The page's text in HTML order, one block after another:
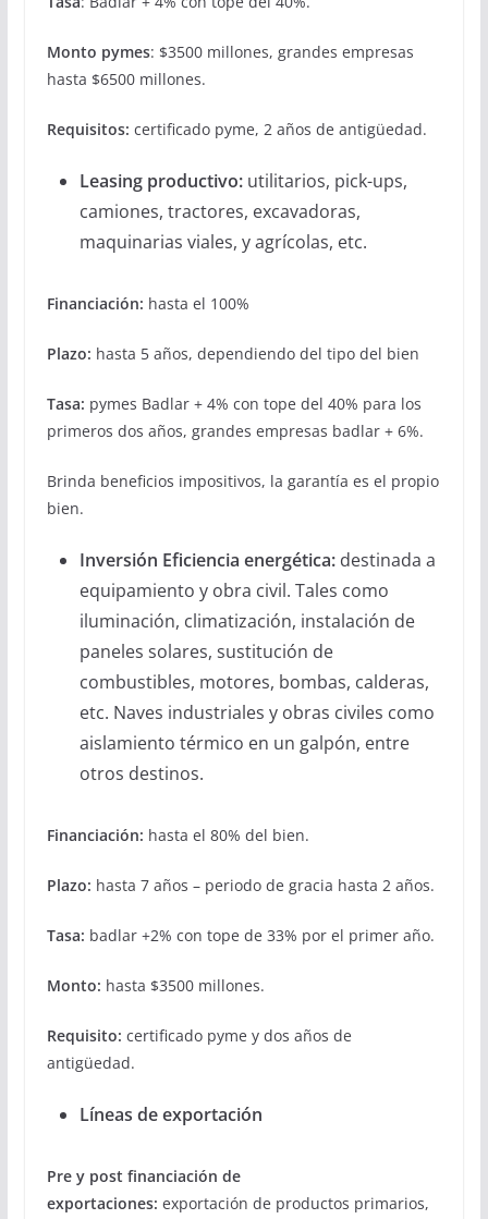
Monto pymes: $3500 millones, grandes empresas
hasta $6500 millones.
Requisitos: certificado pyme, 2 años de antigüedad.
Leasing productivo: utilitarios, pick-ups,
camiones, tractores, excavadoras,
maquinarias viales, y agrícolas, etc.
Financiación: hasta el 100%
Plazo: hasta 5 años, dependiendo del tipo del bien
Tasa: pymes Badlar + 4% con tope del 40% para los
primeros dos años, grandes empresas badlar + 6%.
Brinda beneficios impositivos, la garantía es el propio
bien.
Inversión Eficiencia energética: destinada a
equipamiento y obra civil. Tales como
iluminación, climatización, instalación de
paneles solares, sustitución de
combustibles, motores, bombas, calderas,
etc. Naves industriales y obras civiles como
aislamiento térmico en un galpón, entre
otros destinos.
Financiación: hasta el 80% del bien.
Plazo: hasta 7 años – periodo de gracia hasta 2 años.
Tasa: badlar +2% con tope de 33% por el primer año.
Monto: hasta $3500 millones.
Requisito: certificado pyme y dos años de
antigüedad.
Líneas de exportación
Pre y post financiación de
exportaciones: exportación de productos primarios,